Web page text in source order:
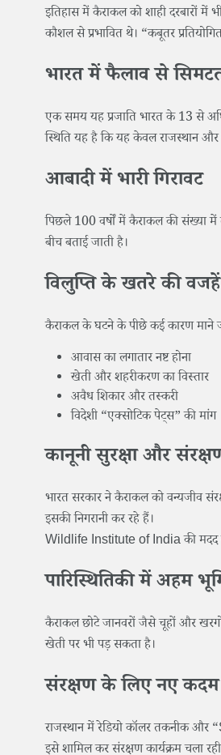
इतिहास में कैराकल को शाही दरबारों
कौशल से प्रभावित थे। “कबूतर
भारत में फैलाव से
एक समय यह प्रजाति भारत के 13 से
स्थिति यह है कि यह केवल राजस्थान
आबादी में भारी गिरावट
पिछले 100 वर्षों में कैराकल की संख्या
बीच बताई जाती है।
विलुप्ति के खतरे की वजहें
कैराकल के घटने के पीछे कई कारण माने
आवास का लगातार नष्ट होना
खेती और शहरीकरण का विस्तार
अवैध शिकार और तस्करी
विदेशी “एक्सोटिक पेट्स” की मांग
कानूनी सुरक्षा और
भारत सरकार ने कैराकल को वन्यजीव
इसकी निगरानी कर रहे हैं।
Wildlife Institute of India की मदद से
पारिस्थितिकी में अहम
कैराकल छोटे जानवरों जैसे चूहों और
खेती पर भी पड़ सकता है।
संरक्षण के लिए नए कदम
राजस्थान में रेडियो कॉलर तकनीक और
इसे शामिल कर संरक्षण कार्यक्रम चला